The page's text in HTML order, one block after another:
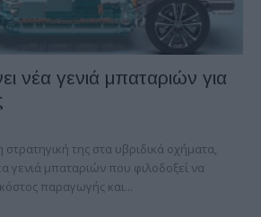
νέα γενιά μπαταριών για
στρατηγική της στα υβριδικά οχήματα,
γενιά μπαταριών που φιλοδοξεί να
παραγωγής και...